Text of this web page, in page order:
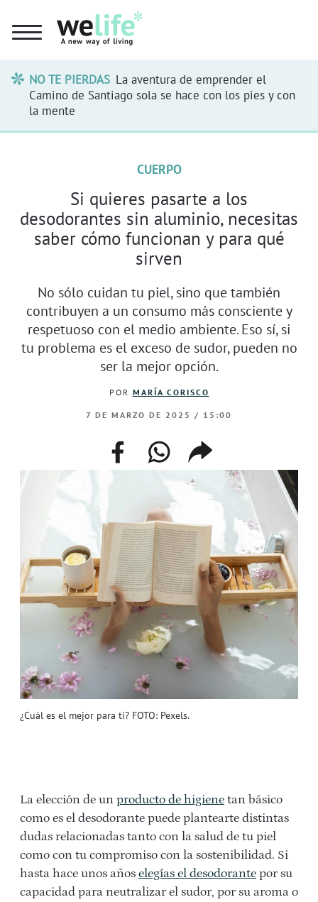
NO TE PIERDAS La aventura de emprender el
Camino de Santiago sola se hace con los pies y con
la mente
¿Cuál es el mejor para ti? FOTO: Pexels.
CUERPO
Si quieres pasarte a los
desodorantes sin aluminio, necesitas
saber cómo funcionan y para qué
sirven
No sólo cuidan tu piel, sino que también
contribuyen a un consumo más consciente y
respetuoso con el medio ambiente. Eso sí, si
tu problema es el exceso de sudor, pueden no
ser la mejor opción.
POR MARÍA CORISCO
7 DE MARZO DE 2025 / 15:00
facebookwhatsappcompartir
enlace
La elección de un producto de higiene tan básico
como es el desodorante puede plantearte distintas
dudas relacionadas tanto con la salud de tu piel
como con tu compromiso con la sostenibilidad. Si
hasta hace unos años elegías el desodorante por su
capacidad para neutralizar el sudor, por su aroma o